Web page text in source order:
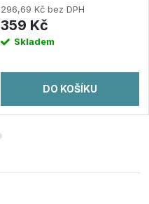
296,69 Kč bez DPH
359 Kč
Skladem
DO KOŠÍKU